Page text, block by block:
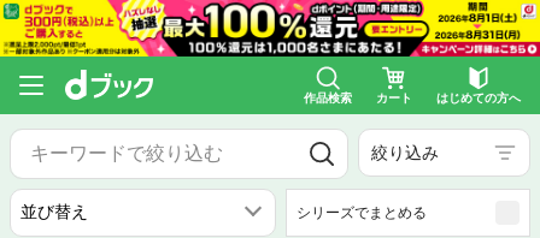
作品検索 カート はじめての方へ
絞り込み
シリーズでまとめる